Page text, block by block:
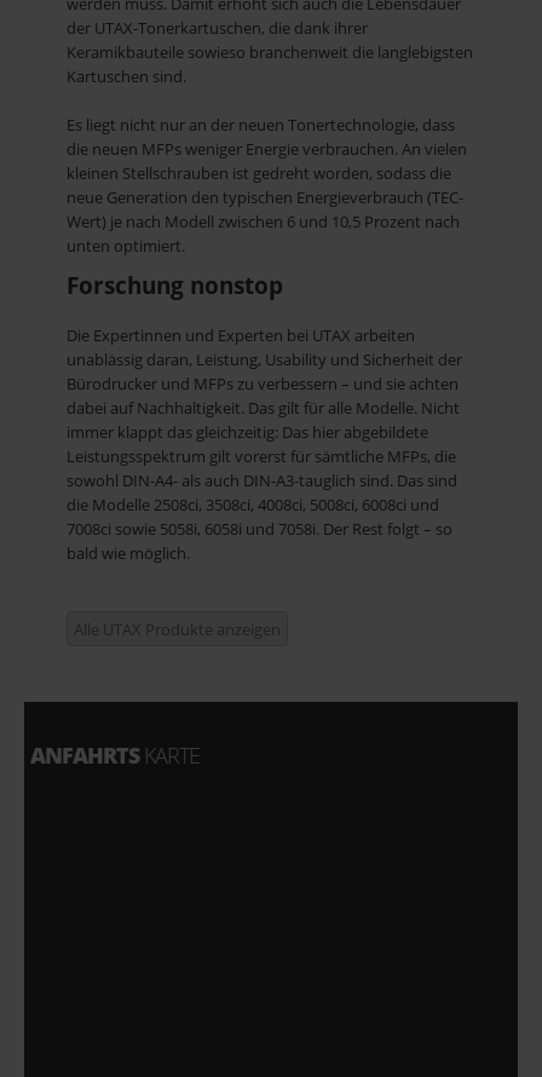
der UTAX-Tonerkartuschen, die dank ihrer
Keramikbauteile sowieso branchenweit die langlebigsten
Kartuschen sind.
Es liegt nicht nur an der neuen Tonertechnologie, dass
die neuen MFPs weniger Energie verbrauchen. An vielen
kleinen Stellschrauben ist gedreht worden, sodass die
neue Generation den typischen Energieverbrauch (TEC-
Wert) je nach Modell zwischen 6 und 10,5 Prozent nach
unten optimiert.
Forschung nonstop
Die Expertinnen und Experten bei UTAX arbeiten
unablässig daran, Leistung, Usability und Sicherheit der
Bürodrucker und MFPs zu verbessern – und sie achten
dabei auf Nachhaltigkeit. Das gilt für alle Modelle. Nicht
immer klappt das gleichzeitig: Das hier abgebildete
Leistungsspektrum gilt vorerst für sämtliche MFPs, die
sowohl DIN-A4- als auch DIN-A3-tauglich sind. Das sind
die Modelle 2508ci, 3508ci, 4008ci, 5008ci, 6008ci und
7008ci sowie 5058i, 6058i und 7058i. Der Rest folgt – so
bald wie möglich.
Alle UTAX Produkte anzeigen
ANFAHRTSKARTE